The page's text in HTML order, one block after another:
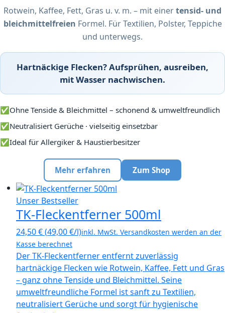
Der TK-Fleckentferner -
das Wunder gegen
Flecken
Dein Helfer gegen Flecken auf Polster, Teppich & Kleidung
Jetzt im Shop kaufen
Rotwein, Kaffee, Fett, Gras u. v. m. – mit einertensid- und
bleichmittelfreien Formel. Für Textilien, Polster, Teppiche
und unterwegs.
Hartnäckige Flecken? Aufsprühen, ausreiben,
mit Wasser nachwischen.
✅ Ohne Tenside & Bleichmittel – schonend & umweltfreundlich
✅ Neutralisiert Gerüche · vielseitig einsetzbar
✅Ideal für Allergiker & Haustierbesitzer
Mehr erfahren Zum Shop
Unser Bestseller
TK-Fleckentferner 500ml
24,50€(49,00€/l)inkl. MwSt. Versandkosten werden an der
Kasse berechnet
Der TK-Fleckentferner entfernt zuverlässig
hartnäckige Flecken wie Rotwein, Kaffee, Fett und Gras
– ganz ohne Tenside und Bleichmittel. Seine
umweltfreundliche Formel ist sanft zu Textilien,
neutralisiert Gerüche und sorgt für hygienische